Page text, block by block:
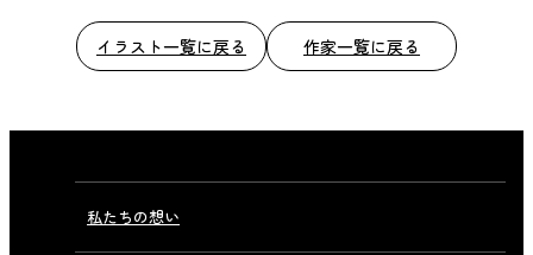
イラスト一覧に戻る 作家一覧に戻る
私たちの想い